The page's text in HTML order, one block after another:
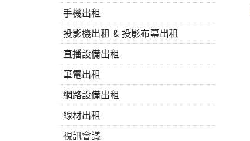
手機出租
投影機出租 & 投影布幕出租
直播設備出租
筆電出租
網路設備出租
線材出租
視訊會議